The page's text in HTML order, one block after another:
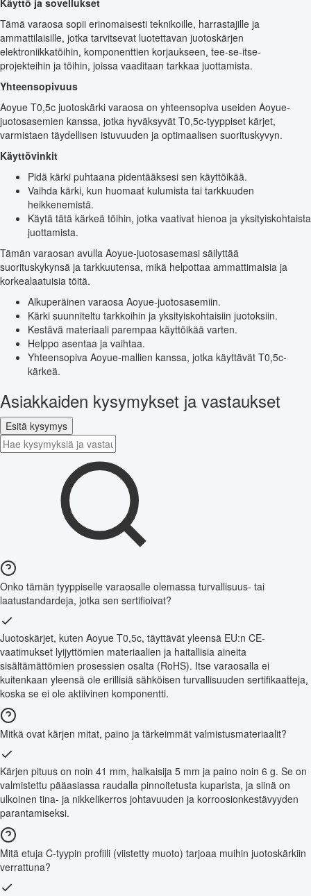
Tämä varaosa sopii erinomaisesti teknikoille, harrastajille ja
ammattilaisille, jotka tarvitsevat luotettavan juotoskärjen
elektroniikkatöihin, komponenttien korjaukseen, tee-se-itse-
projekteihin ja töihin, joissa vaaditaan tarkkaa juottamista.
Yhteensopivuus
Aoyue T0,5c juotoskärki varaosa on yhteensopiva useiden Aoyue-
juotosasemien kanssa, jotka hyväksyvät T0,5c-tyyppiset kärjet,
varmistaen täydellisen istuvuuden ja optimaalisen suorituskyvyn.
Käyttövinkit
Pidä kärki puhtaana pidentääksesi sen käyttöikää.
Vaihda kärki, kun huomaat kulumista tai tarkkuuden
heikkenemistä.
Käytä tätä kärkeä töihin, jotka vaativat hienoa ja yksityiskohtaista
juottamista.
Tämän varaosan avulla Aoyue-juotosasemasi säilyttää
suorituskykynsä ja tarkkuutensa, mikä helpottaa ammattimaisia ja
korkealaatuisia töitä.
Alkuperäinen varaosa Aoyue-juotosasemiin.
Kärki suunniteltu tarkkoihin ja yksityiskohtaisiin juotoksiin.
Kestävä materiaali parempaa käyttöikää varten.
Helppo asentaa ja vaihtaa.
Yhteensopiva Aoyue-mallien kanssa, jotka käyttävät T0,5c-
kärkeä.
Asiakkaiden kysymykset ja vastaukset
Esitä kysymys
Onko tämän tyyppiselle varaosalle olemassa turvallisuus- tai
laatustandardeja, jotka sen sertifioivat?
Juotoskärjet, kuten Aoyue T0,5c, täyttävät yleensä EU:n CE-
vaatimukset lyijyttömien materiaalien ja haitallisia aineita
sisältämättömien prosessien osalta (RoHS). Itse varaosalla ei
kuitenkaan yleensä ole erillisiä sähköisen turvallisuuden sertifikaatteja,
koska se ei ole aktiivinen komponentti.
Mitkä ovat kärjen mitat, paino ja tärkeimmät valmistusmateriaalit?
Kärjen pituus on noin 41 mm, halkaisija 5 mm ja paino noin 6 g. Se on
valmistettu pääasiassa raudalla pinnoitetusta kuparista, ja siinä on
ulkoinen tina- ja nikkelikerros johtavuuden ja korroosionkestävyyden
parantamiseksi.
Mitä etuja C-tyypin profiili (viistetty muoto) tarjoaa muihin juotoskärkiin
verrattuna?